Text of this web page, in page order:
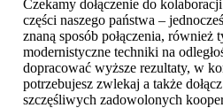
Czekamy dołączenie do
części naszego państwa –
znaną sposób połączenia, również
modernistyczne techniki na
dopracować wyższe rezultaty, w
potrzebujesz zwlekaj a także
szczęśliwych zadowolonych